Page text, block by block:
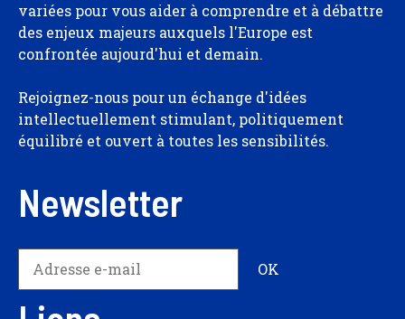
variées pour vous aider à comprendre et à débattre
des enjeux majeurs auxquels l'Europe est
confrontée aujourd'hui et demain.
Rejoignez-nous pour un échange d'idées
intellectuellement stimulant, politiquement
équilibré et ouvert à toutes les sensibilités.
Newsletter